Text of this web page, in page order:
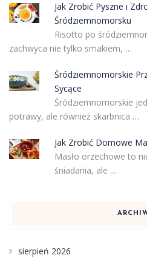
Jak Zrobić Pyszne i
Śródziemnomorsku
Risotto po
zachwyca nie tylko smakiem, …
Śródziemnomorskie
Sycące
Śródziemnomorskie
potrawy, ale również skarbnica …
Jak Zrobić Domowe
Masło orzechowe to
śniadania, ale …
sierpień 2026